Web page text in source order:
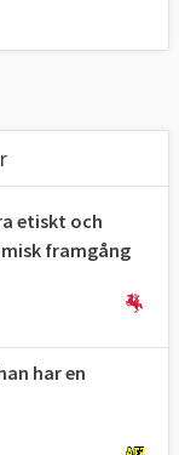
etiskt och
framgång
har en